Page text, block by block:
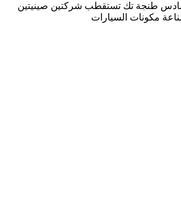
طنجة تك تستقطب شركتين صينيتين
مكونات السيارات